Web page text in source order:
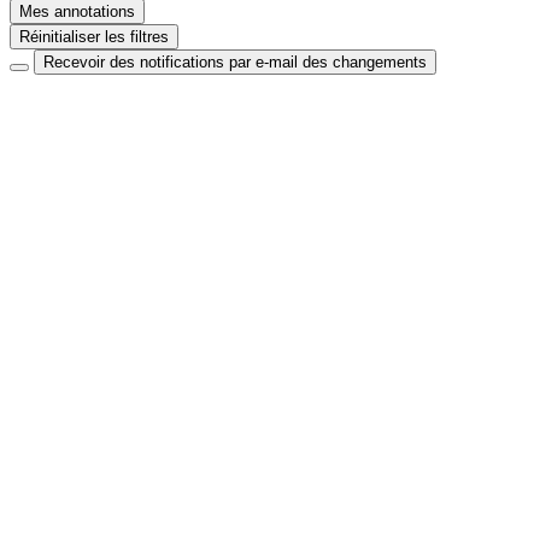
Mes annotations
Réinitialiser les filtres
Recevoir des notifications par e-mail des changements